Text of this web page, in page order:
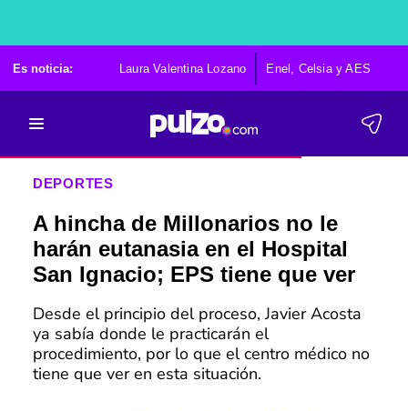
Es noticia: Laura Valentina Lozano Enel, Celsia y AES
DEPORTES
A hincha de Millonarios no le
harán eutanasia en el Hospital
San Ignacio; EPS tiene que ver
Desde el principio del proceso, Javier Acosta
ya sabía donde le practicarán el
procedimiento, por lo que el centro médico no
tiene que ver en esta situación.